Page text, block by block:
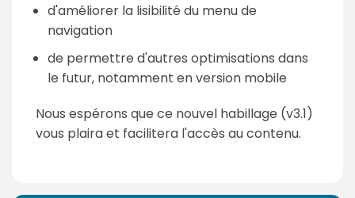
d'améliorer la lisibilité du menu de
navigation
de permettre d'autres optimisations dans
le futur, notamment en version mobile
Nous espérons que ce nouvel habillage (v3.1)
vous plaira et facilitera l'accès au contenu.